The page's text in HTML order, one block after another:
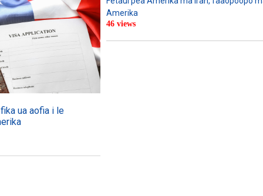
ua aofia i le
Amerika
46 views